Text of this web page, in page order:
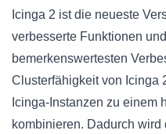
Icinga 2 ist die neueste
verbesserte Funktionen
bemerkenswertesten
Clusterfähigkeit von Icinga
Icinga-Instanzen zu einem
kombinieren. Dadurch wird